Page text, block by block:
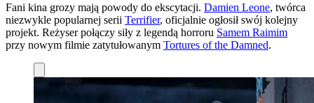
Fani kina grozy mają powody do ekscytacji. Damien Leone, twórca
niezwykle popularnej serii Terrifier, oficjalnie ogłosił swój kolejny
projekt. Reżyser połączy siły z legendą horroru Samem Raimim
przy nowym filmie zatytułowanym Tortures of the Damned.